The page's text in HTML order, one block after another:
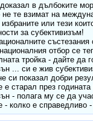
в дълбоките
не те взимат на
или тези
за субективизъм!
отбор се
тройка - дайте
... си е жив
си показал добри
е старал през
- полага му се да
- колко е справедливо